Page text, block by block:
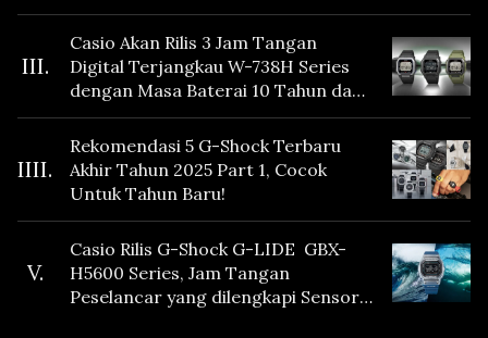
III.
Casio Akan Rilis 3 Jam Tangan
Digital Terjangkau W-738H Series
dengan Masa Baterai 10 Tahun dan
Fitur Vibration
IIII.
Rekomendasi 5 G-Shock Terbaru
Akhir Tahun 2025 Part 1, Cocok
Untuk Tahun Baru!
V.
Casio Rilis G-Shock G-LIDE GBX-
H5600 Series, Jam Tangan
Peselancar yang dilengkapi Sensor